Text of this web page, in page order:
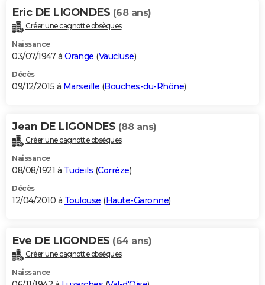
Eric DE LIGONDES (68 ans)
Créer une cagnotte obsèques
Naissance
03/07/1947 à Orange (Vaucluse)
Décès
09/12/2015 à Marseille (Bouches-du-Rhône)
Jean DE LIGONDES (88 ans)
Créer une cagnotte obsèques
Naissance
08/08/1921 à Tudeils (Corrèze)
Décès
12/04/2010 à Toulouse (Haute-Garonne)
Eve DE LIGONDES (64 ans)
Créer une cagnotte obsèques
Naissance